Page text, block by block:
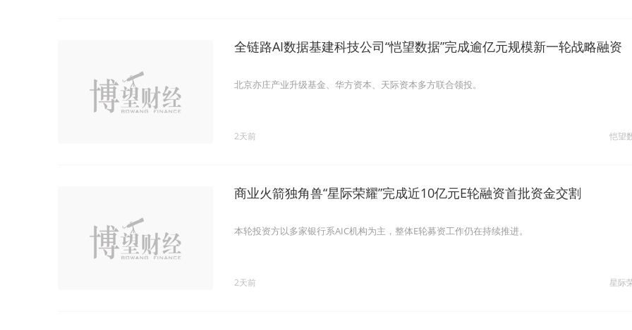
全链路AI数据基建科技公司“恺望数据”完成逾亿元规模新一轮战略融资
北京亦庄产业升级基金、华方资本、天际资本多方联合领投。
恺望
2天前
商业火箭独角兽“星际荣耀”完成近10亿元E轮融资首批资金交割
本轮投资方以多家银行系AIC机构为主，整体E轮募资工作仍在持续推进。
星际
2天前